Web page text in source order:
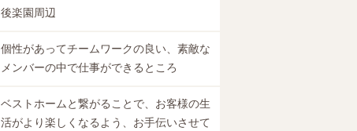
後楽園周辺
個性があってチームワークの良い、素敵な
メンバーの中で仕事ができるところ
ベストホームと繋がることで、お客様の生
活がより楽しくなるよう、お手伝いさせて